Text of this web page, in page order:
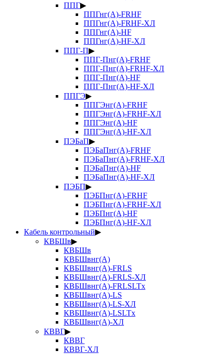
ППГ▶
ППГнг(А)-FRHF
ППГнг(А)-FRHF-ХЛ
ППГнг(А)-HF
ППГнг(А)-HF-ХЛ
ППГ-П▶
ППГ-Пнг(А)-FRHF
ППГ-Пнг(А)-FRHF-ХЛ
ППГ-Пнг(А)-HF
ППГ-Пнг(А)-HF-ХЛ
ППГЭ▶
ППГЭнг(А)-FRHF
ППГЭнг(А)-FRHF-ХЛ
ППГЭнг(А)-HF
ППГЭнг(А)-HF-ХЛ
ПЭБаП▶
ПЭБаПнг(А)-FRHF
ПЭБаПнг(А)-FRHF-ХЛ
ПЭБаПнг(А)-HF
ПЭБаПнг(А)-HF-ХЛ
ПЭБП▶
ПЭБПнг(А)-FRHF
ПЭБПнг(А)-FRHF-ХЛ
ПЭБПнг(А)-HF
ПЭБПнг(А)-HF-ХЛ
Кабель контрольный▶
КВБШв▶
КВБШв
КВБШвнг(А)
КВБШвнг(А)-FRLS
КВБШвнг(А)-FRLS-ХЛ
КВБШвнг(А)-FRLSLTx
КВБШвнг(А)-LS
КВБШвнг(А)-LS-ХЛ
КВБШвнг(А)-LSLTx
КВБШвнг(А)-ХЛ
КВВГ▶
КВВГ
КВВГ-ХЛ